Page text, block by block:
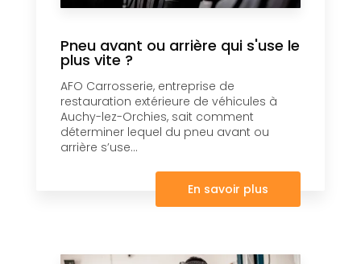
Pneu avant ou arrière qui s'use le
plus vite ?
AFO Carrosserie, entreprise de
restauration extérieure de véhicules à
Auchy-lez-Orchies, sait comment
déterminer lequel du pneu avant ou
arrière s’use...
En savoir plus